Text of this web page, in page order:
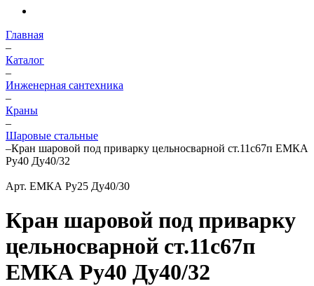
Главная
–
Каталог
–
Инженерная сантехника
–
Краны
–
Шаровые стальные
–Кран шаровой под приварку цельносварной ст.11с67п ЕМКА
Ру40 Ду40/32
Арт. ЕМКА Ру25 Ду40/30
Кран шаровой под приварку
цельносварной ст.11с67п
ЕМКА Ру40 Ду40/32